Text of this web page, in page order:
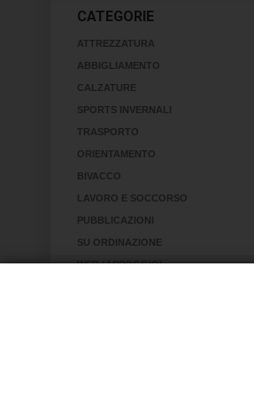
CATEGORIE
ATTREZZATURA
ABBIGLIAMENTO
CALZATURE
SPORTS INVERNALI
TRASPORTO
ORIENTAMENTO
BIVACCO
LAVORO E SOCCORSO
PUBBLICAZIONI
SU ORDINAZIONE
WEB (APPOGGIO)